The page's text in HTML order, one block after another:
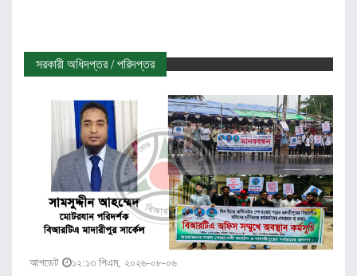
সরকারী অধিদপ্তর / পরিদপ্তর
আপডেট ১২:১৩ পিএম, ২০২৬-০৮-০৬